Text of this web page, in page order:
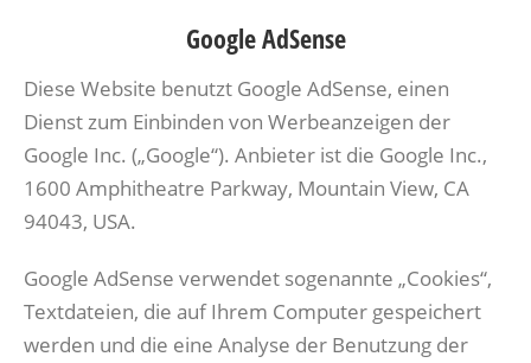
Google AdSense
Diese Website benutzt Google AdSense, einen
Dienst zum Einbinden von Werbeanzeigen der
Google Inc. („Google“). Anbieter ist die Google Inc.,
1600 Amphitheatre Parkway, Mountain View, CA
94043, USA.
Google AdSense verwendet sogenannte „Cookies“,
Textdateien, die auf Ihrem Computer gespeichert
werden und die eine Analyse der Benutzung der